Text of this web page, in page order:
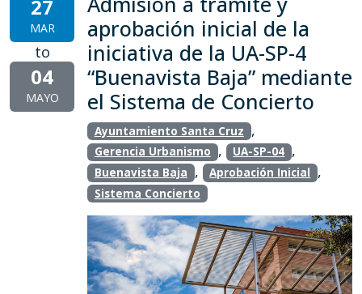
27
MAR
to
04
MAYO
aprobación inicial de la
iniciativa de la UA-SP-4
“Buenavista Baja” mediante
el Sistema de Concierto
Ayuntamiento Santa Cruz ,
Gerencia Urbanismo , UA-SP-04 ,
Buenavista Baja , Aprobación Inicial ,
Sistema Concierto